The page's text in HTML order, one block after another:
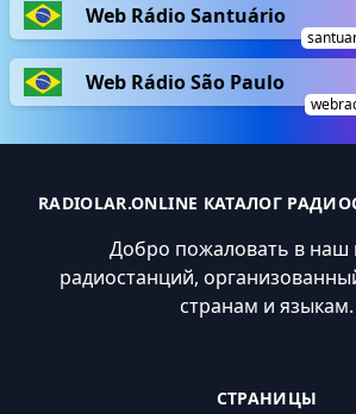
Web Rádio Santuário
Web Rádio São Paulo
RADIOLAR.ONLINE КАТАЛОГ
Добро пожаловать в наш
радиостанций,
странам и языкам.
СТРАНИЦЫ